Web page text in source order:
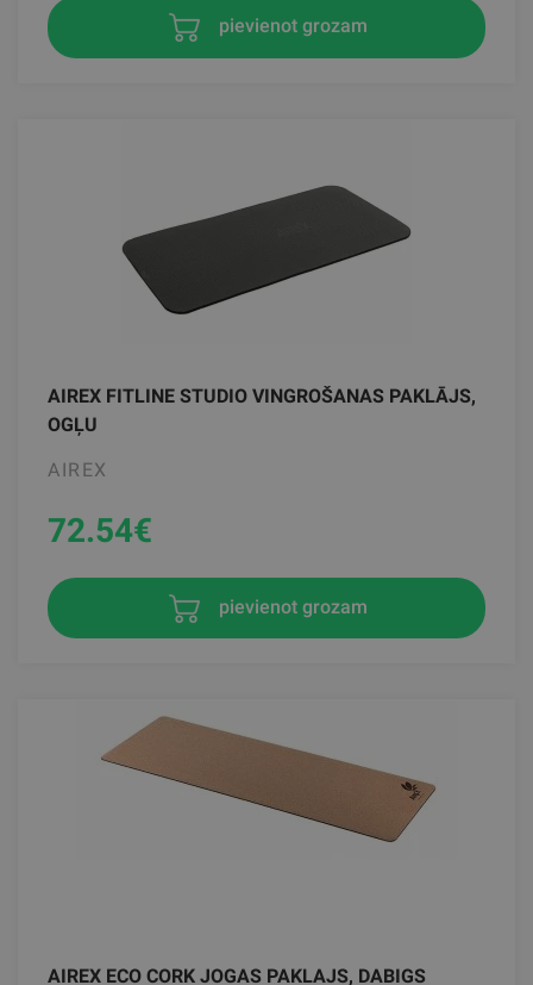
pievienot grozam
AIREX FITLINE STUDIO VINGROŠANAS PAKLĀJS,
OGĻU
AIREX
72.54€
pievienot grozam
AIREX ECO CORK JOGAS PAKLAJS, DABIGS